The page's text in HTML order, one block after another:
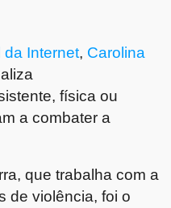
da Internet, Carolina
física ou
a combater a
que trabalha com a
de violência, foi o